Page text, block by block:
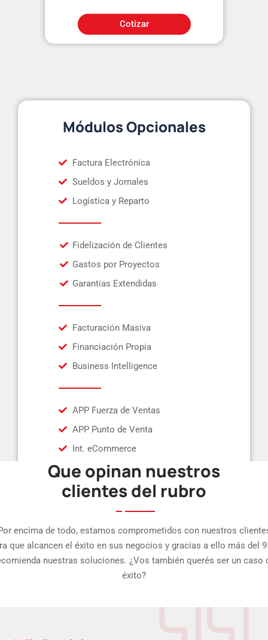
Cotizar
Módulos Opcionales
Factura Electrónica
Sueldos y Jornales
Logística y Reparto
Fidelización de Clientes
Gastos por Proyectos
Garantías Extendidas
Facturación Masiva
Financiación Propia
Business Intelligence
APP Fuerza de Ventas
APP Punto de Venta
Int. eCommerce
Que opinan nuestros
clientes del rubro
encima de todo, estamos comprometidos con nuestros
que alcancen el éxito en sus negocios y gracias a ello más del
nuestras soluciones. ¿Vos también querés ser un caso
éxito?